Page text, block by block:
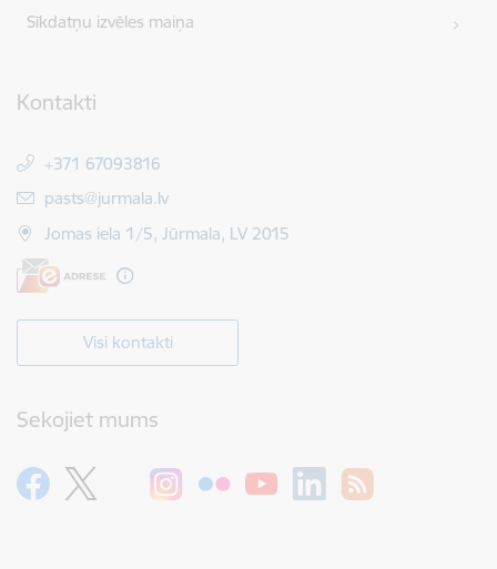
Sīkdatņu izvēles maiņa
Kontakti
+371 67093816
E-pasts:
pasts@jurmala.lv
Jomas iela 1/5, Jūrmala, LV 2015
Visi kontakti
Sekojiet mums